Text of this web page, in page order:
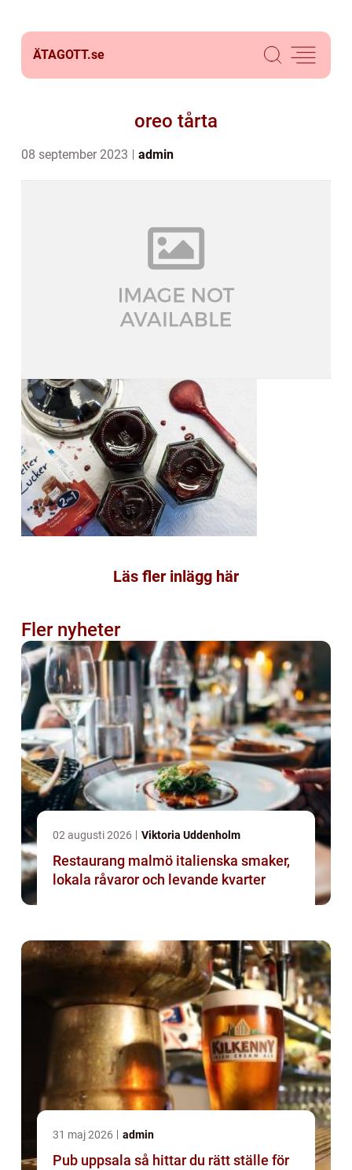
ÄTAGOTT.se
oreo tårta
08 september 2023 admin
Läs fler inlägg här
Fler nyheter
02 augusti 2026 Viktoria Uddenholm
Restaurang malmö italienska smaker,
lokala råvaror och levande kvarter
31 maj 2026 admin
Pub uppsala så hittar du rätt ställe för